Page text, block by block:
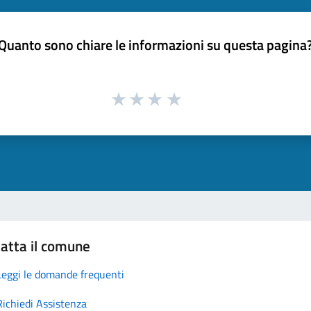
sono chiare le informazioni su questa
il comune
le domande frequenti
Assistenza